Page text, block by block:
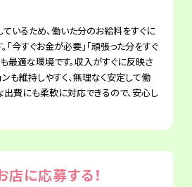
いるため、働いた分のお給料をすぐに
「今すぐお金が必要」「頑張った分をすぐ
最適な環境です。収入がすぐに反映さ
も維持しやすく、無理なく安定して働
出費にも柔軟に対応できるので、安心し
店に応募する！